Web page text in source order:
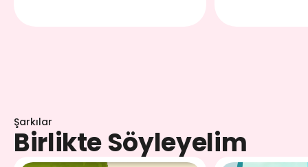
Şarkılar
Birlikte Söyleyelim